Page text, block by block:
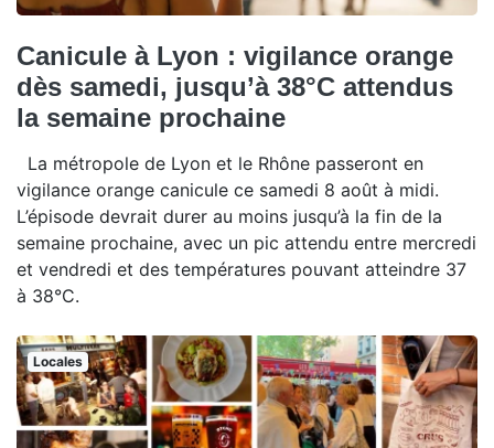
Canicule à Lyon : vigilance orange
dès samedi, jusqu’à 38°C attendus
la semaine prochaine
La métropole de Lyon et le Rhône passeront en
vigilance orange canicule ce samedi 8 août à midi.
L’épisode devrait durer au moins jusqu’à la fin de la
semaine prochaine, avec un pic attendu entre mercredi
et vendredi et des températures pouvant atteindre 37
à 38°C.
Locales